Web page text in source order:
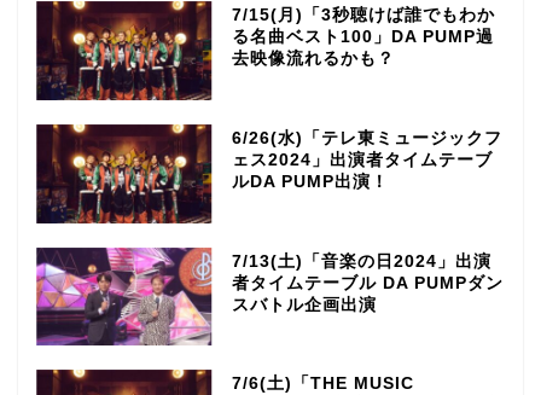
7/15(月)「3秒聴けば誰でもわか
る名曲ベスト100」DA PUMP過
去映像流れるかも？
6/26(水)「テレ東ミュージックフ
ェス2024」出演者タイムテーブ
ルDA PUMP出演！
7/13(土)「音楽の日2024」出演
者タイムテーブル DA PUMPダン
スバトル企画出演
7/6(土)「THE MUSIC